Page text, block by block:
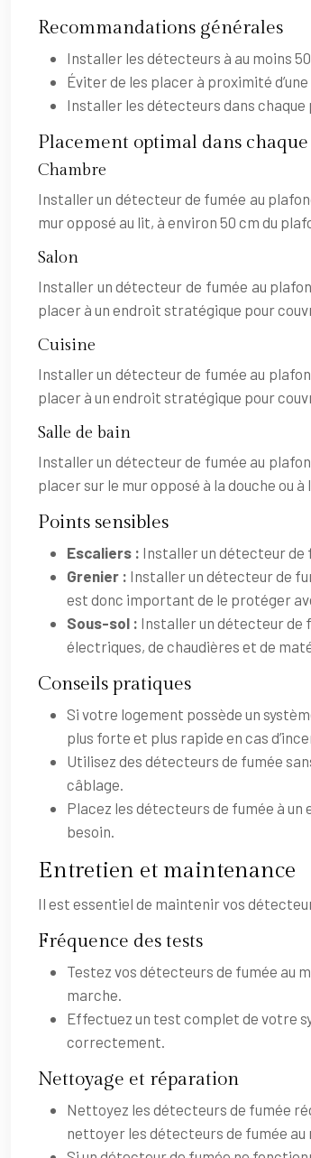
Recommandations générales
Installer les détecteurs à au moins
Éviter de les placer à proximité
Installer les détecteurs dans
Placement optimal dans chaque
Chambre
Installer un détecteur de fumée au
mur opposé au lit, à environ 50 cm du
Salon
Installer un détecteur de fumée au
placer à un endroit stratégique pour
Cuisine
Installer un détecteur de fumée au
placer à un endroit stratégique pour
Salle de bain
Installer un détecteur de fumée au
placer sur le mur opposé à la douche ou
Points sensibles
Escaliers : Installer un détecteur de
Grenier : Installer un détecteur de
est donc important de le protéger
Sous-sol : Installer un détecteur de
électriques, de chaudières et de
Conseils pratiques
Si votre logement possède un
plus forte et plus rapide en cas
Utilisez des détecteurs de fumée
câblage.
Placez les détecteurs de fumée à
besoin.
Entretien et maintenance
Il est essentiel de maintenir vos
Fréquence des tests
Testez vos détecteurs de fumée au
marche.
Effectuez un test complet de votre
correctement.
Nettoyage et réparation
Nettoyez les détecteurs de fumée
nettoyer les détecteurs de fumée au